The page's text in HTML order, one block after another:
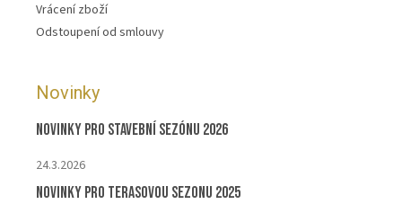
Vrácení zboží
Odstoupení od smlouvy
Novinky
Novinky pro stavební sezónu 2026
24.3.2026
Novinky pro terasovou sezonu 2025